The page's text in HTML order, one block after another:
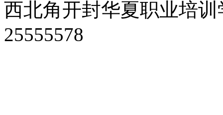
西北角开封华夏职业培
25555578